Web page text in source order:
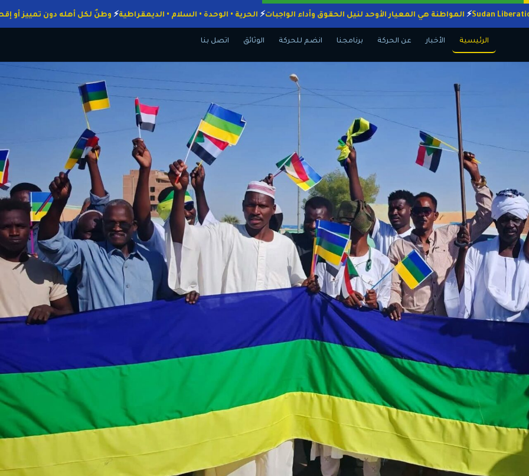
المواطنة هي المعيار الأوحد لنيل الحقوق وأداء الواجبات الحرية • الوحدة • السلام • الديمقراطية وطنٌ لكل أهله دون
الرئيسية الأخبار عن الحركة برنامجنا انضم للحركة الوثائق اتصل بنا